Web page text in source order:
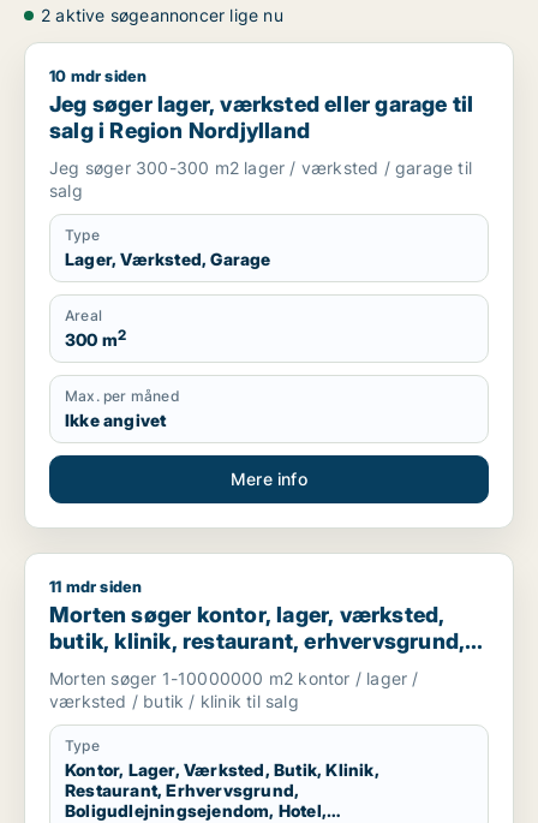
2 aktive søgeannoncer lige nu
Jeg søger lager, værksted eller garage til salg i Region
10 mdr siden
Jeg søger lager, værksted eller garage til
salg i Region Nordjylland
Jeg søger 300-300 m2 lager / værksted / garage til
salg
Type
Lager, Værksted, Garage
Areal
300 m2
Max. per måned
Ikke angivet
Mere info
Morten søger kontor, lager, værksted, butik, klinik,
11 mdr siden
Morten søger kontor, lager, værksted,
butik, klinik, restaurant, erhvervsgrund,
boligudlejningsejendom, hotel eller
produktionslokaler til salg i Region
Nordjylland
Morten søger 1-10000000 m2 kontor / lager /
værksted / butik / klinik til salg
Type
Kontor, Lager, Værksted, Butik, Klinik,
Restaurant, Erhvervsgrund,
Boligudlejningsejendom, Hotel,